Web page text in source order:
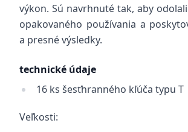
výkon. Sú navrhnuté tak, aby
opakovaného používania a
a presné výsledky.
technické údaje
16 ks šesťhranného kľúča typu T
Veľkosti: